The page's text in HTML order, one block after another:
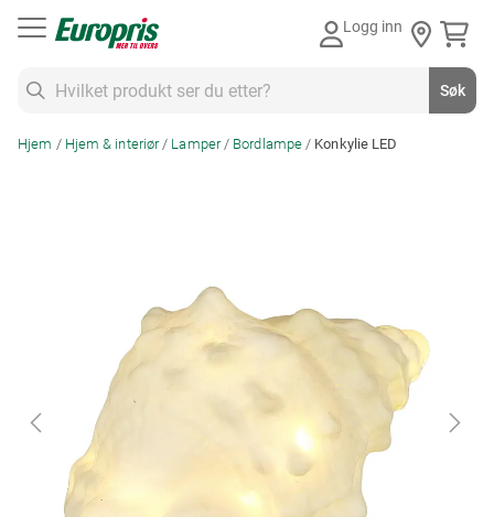
Logg inn
Søk
Hjem Hjem & interiør Lamper Bordlampe Konkylie LED